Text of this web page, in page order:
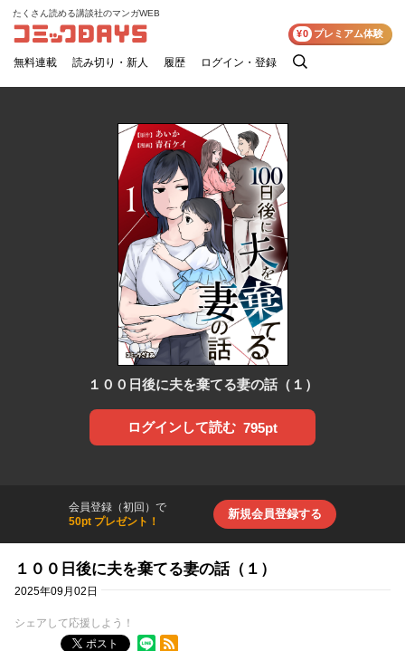
コミックDAYS
たくさん読める講談社のマンガWEB
無料連載 読み切り・新人 履歴 ログイン・登録
検
¥0 プレミアム体験
１００日後に夫を棄てる妻の話（１）
ログインして読む 795pt
会員登録（初回）で
50pt プレゼント！
新規会員登録する
１００日後に夫を棄てる妻の話（１）
2025年09月02日
シェアして応援しよう！
ポスト
RSSフィード